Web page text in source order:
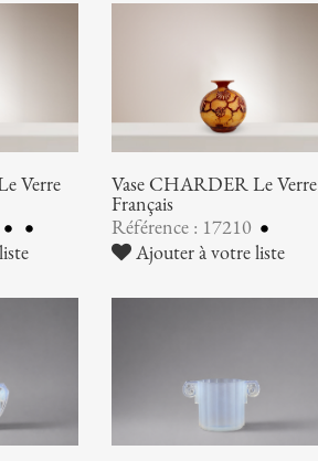
Verre
Vase CHARDER Le Verre
Français
Référence : 17210
Ajouter à votre liste